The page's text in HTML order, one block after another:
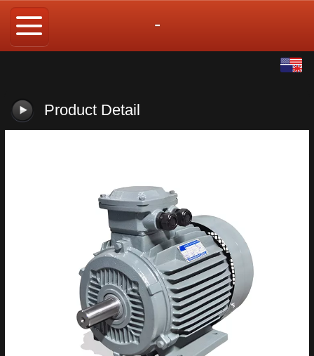
-
Product Detail